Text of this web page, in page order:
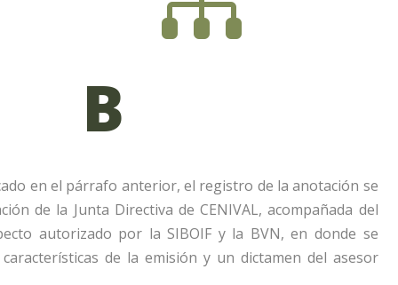
B
en el párrafo anterior, el registro de la anotación se
de la Junta Directiva de CENIVAL, acompañada del
autorizado por la SIBOIF y la BVN, en donde se
de la emisión y un dictamen del asesor